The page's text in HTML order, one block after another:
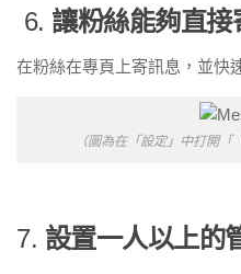
6. 讓粉絲能夠直接
在粉絲在專頁上寄訊息，並快
（圖為在「設定」中打開「
7. 設置一人以上的